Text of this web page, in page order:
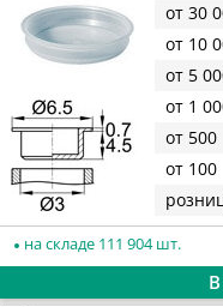
от 30
от 10
от 5
от 1
от 500
от 100
на складе 111 904 шт.